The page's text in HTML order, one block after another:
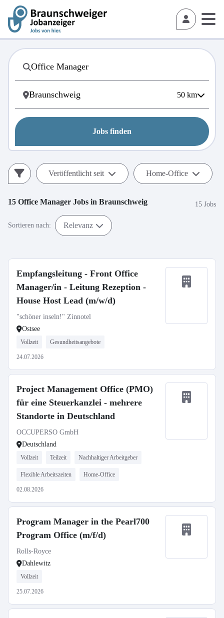
50 km
Jobs finden
Veröffentlicht seit Home-Office
15 Office Manager Jobs in Braunschweig 15 Jobs
Sortieren nach: Relevanz
Empfangsleitung - Front Office
Manager/in - Leitung Rezeption -
House Host Lead (m/w/d)
"schöner inseln!" Zinnotel
Ostsee
Vollzeit Gesundheitsangebote
24.07.2026
Project Management Office (PMO)
für eine Steuerkanzlei - mehrere
Standorte in Deutschland
OCCUPERSO GmbH
Deutschland
Vollzeit Teilzeit Nachhaltiger Arbeitgeber
Flexible Arbeitszeiten Home-Office
02.08.2026
Program Manager in the Pearl700
Program Office (m/f/d)
Rolls-Royce
Dahlewitz
Vollzeit
25.07.2026